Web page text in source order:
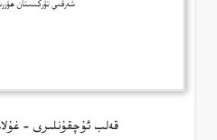
قەلب ئۇچقۇنلىرى –